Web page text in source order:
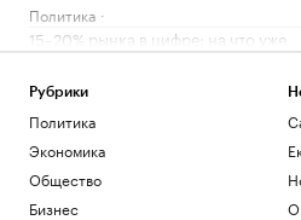
Политика
15–20% рынка в цифре: на что уже
повлияли технологии в
Компании
Рубрики
Политика
Экономика
Общество
Бизнес